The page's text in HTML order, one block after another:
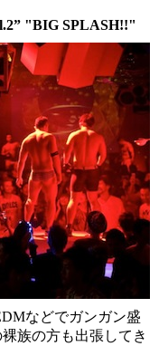
"BIG SPLASH!!"
などでガンガン盛
族の方も出張してき